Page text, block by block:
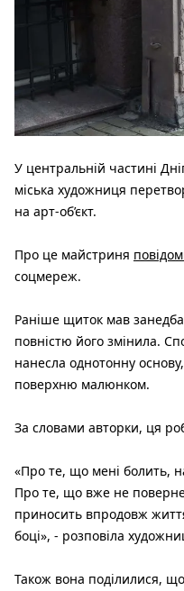
У центральній частині
міська художниця
на арт-об’єкт.
Про це майстриня
соцмереж.
Раніше щиток мав
повністю його змінила.
нанесла однотонну
поверхню малюнком.
За словами авторки, ця
«Про те, що мені болить,
Про те, що вже не
приносить впродовж
боці», - розповіла
Також вона поділилися,